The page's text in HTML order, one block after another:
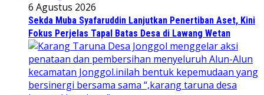
6 Agustus 2026
Sekda Muba Syafaruddin Lanjutkan Penertiban Aset, Kini
Fokus Perjelas Tapal Batas Desa di Lawang Wetan